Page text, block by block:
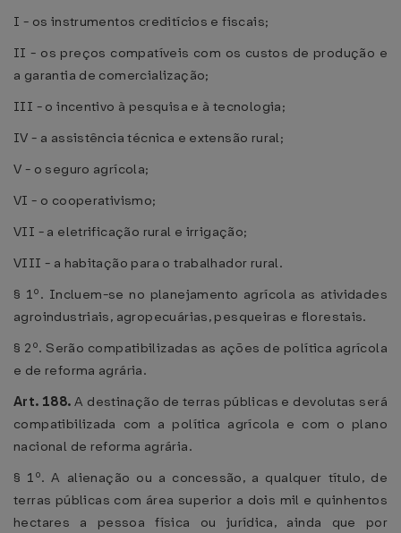
I - os instrumentos creditícios e fiscais;
II - os preços compatíveis com os custos de produção e
a garantia de comercialização;
III - o incentivo à pesquisa e à tecnologia;
IV - a assistência técnica e extensão rural;
V - o seguro agrícola;
VI - o cooperativismo;
VII - a eletrificação rural e irrigação;
VIII - a habitação para o trabalhador rural.
§ 1º. Incluem-se no planejamento agrícola as atividades
agroindustriais, agropecuárias, pesqueiras e florestais.
§ 2º. Serão compatibilizadas as ações de política agrícola
e de reforma agrária.
Art. 188.A destinação de terras públicas e devolutas será
compatibilizada com a política agrícola e com o plano
nacional de reforma agrária.
§ 1º. A alienação ou a concessão, a qualquer título, de
terras públicas com área superior a dois mil e quinhentos
hectares a pessoa física ou jurídica, ainda que por